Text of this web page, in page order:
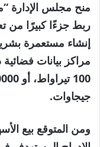
منح مجلس الإدارة
ربط جزءًا كبيرًا من
إنشاء مستعمرة
مراكز بيانات
جيجاوات.